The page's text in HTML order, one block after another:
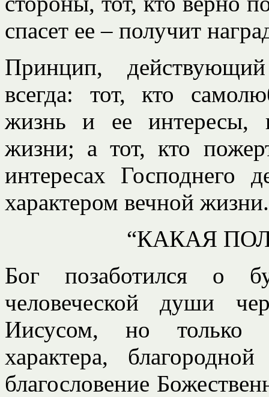
спасет ее – получит
Принцип,
всегда: тот, кто
жизнь и ее интересы,
жизни; а тот, кто
интересах Господнего
характером вечной жизни.
“КАКАЯ
Бог позаботился о
человеческой души
Иисусом, но только
характера,
благословение